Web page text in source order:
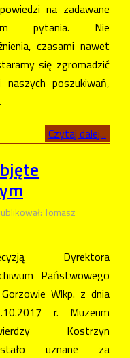
na zadawane
pytania. Nie
czasami nawet
się zgromadzić
poszukiwań,
Czytaj dalej...
Tomasz
Dyrektora
Państwowego
Wlkp. z dnia
r. Muzeum
Kostrzyn
uznane za